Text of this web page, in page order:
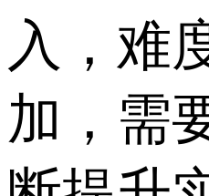
入，难
加，需